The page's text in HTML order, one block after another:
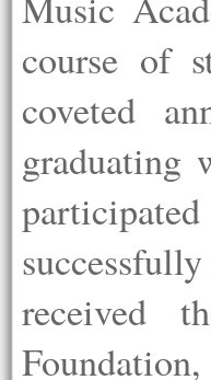
course of
coveted
graduating
received